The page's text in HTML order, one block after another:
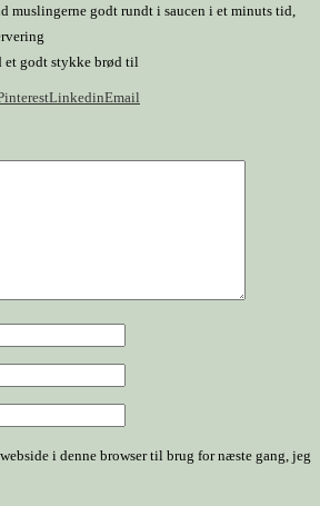
muslingerne godt rundt i saucen i et minuts tid,
et godt stykke brød til
LinkedinEmail
i denne browser til brug for næste gang, jeg